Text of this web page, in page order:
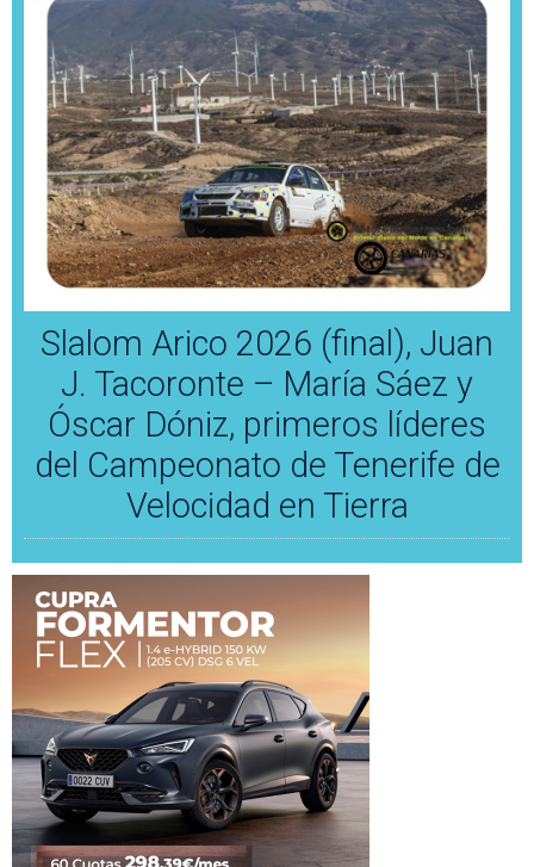
Slalom Arico 2026 (final), Juan
J. Tacoronte – María Sáez y
Óscar Dóniz, primeros líderes
del Campeonato de Tenerife de
Velocidad en Tierra